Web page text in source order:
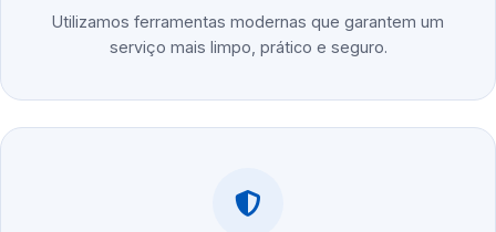
Utilizamos ferramentas modernas que garantem um
serviço mais limpo, prático e seguro.